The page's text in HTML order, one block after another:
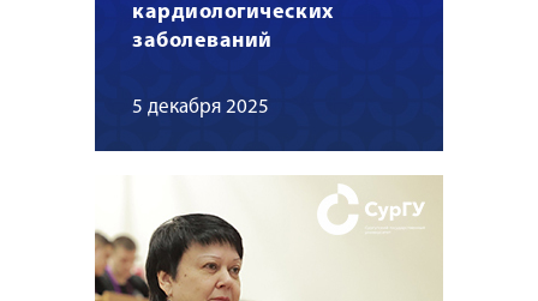
кардиологических
заболеваний
5 декабря 2025